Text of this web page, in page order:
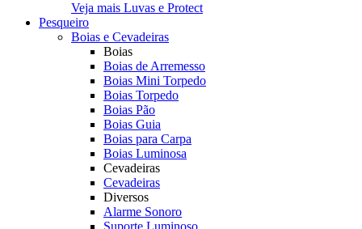
Veja mais Luvas e Protect
Pesqueiro
Boias e Cevadeiras
Boias
Boias de Arremesso
Boias Mini Torpedo
Boias Torpedo
Boias Pão
Boias Guia
Boias para Carpa
Boias Luminosa
Cevadeiras
Cevadeiras
Diversos
Alarme Sonoro
Suporte Luminoso